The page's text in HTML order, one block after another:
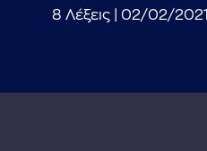
8 Λέξεις | 02/02/2021